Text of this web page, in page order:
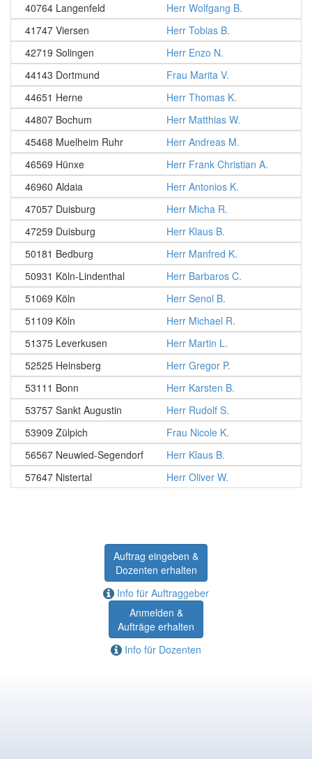
40764 Langenfeld
Herr Wolfgang B.
41747 Viersen
Herr Tobias B.
42719 Solingen
Herr Enzo N.
44143 Dortmund
Frau Marita V.
44651 Herne
Herr Thomas K.
44807 Bochum
Herr Matthias W.
45468 Muelheim Ruhr
Herr Andreas M.
46569 Hünxe
Herr Frank Christian A.
46960 Aldaia
Herr Antonios K.
47057 Duisburg
Herr Micha R.
47259 Duisburg
Herr Klaus B.
50181 Bedburg
Herr Manfred K.
50931 Köln-Lindenthal
Herr Barbaros C.
51069 Köln
Herr Senol B.
51109 Köln
Herr Michael R.
51375 Leverkusen
Herr Martin L.
52525 Heinsberg
Herr Gregor P.
53111 Bonn
Herr Karsten B.
53757 Sankt Augustin
Herr Rudolf S.
53909 Zülpich
Frau Nicole K.
56567 Neuwied-Segendorf
Herr Klaus B.
57647 Nistertal
Herr Oliver W.
Auftrag eingeben &
Dozenten erhalten
Info für Auftraggeber
Anmelden &
Aufträge erhalten
Info für Dozenten